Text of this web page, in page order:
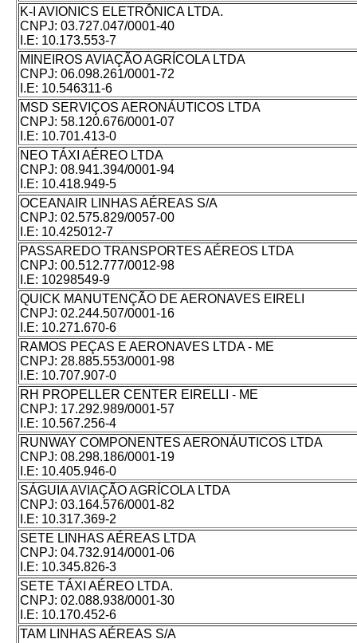
K-I AVIONICS ELETRÔNICA LTDA.
CNPJ: 03.727.047/0001-40
I.E: 10.173.553-7
MINEIROS AVIAÇÃO AGRÍCOLA LTDA
CNPJ: 06.098.261/0001-72
I.E: 10.546311-6
MSD SERVIÇOS AERONÁUTICOS LTDA
CNPJ: 58.120.676/0001-07
I.E: 10.701.413-0
NEO TÁXI AÉREO LTDA
CNPJ: 08.941.394/0001-94
I.E: 10.418.949-5
OCEANAIR LINHAS AÉREAS S/A
CNPJ: 02.575.829/0057-00
I.E: 10.425012-7
PASSAREDO TRANSPORTES AÉREOS LTDA
CNPJ: 00.512.777/0012-98
I.E: 10298549-9
QUICK MANUTENÇÃO DE AERONAVES EIRELI
CNPJ: 02.244.507/0001-16
I.E: 10.271.670-6
RAMOS PEÇAS E AERONAVES LTDA - ME
CNPJ: 28.885.553/0001-98
I.E: 10.707.907-0
RH PROPELLER CENTER EIRELLI - ME
CNPJ: 17.292.989/0001-57
I.E: 10.567.256-4
RUNWAY COMPONENTES AERONÁUTICOS LTDA
CNPJ: 08.298.186/0001-19
I.E: 10.405.946-0
SÁGUIA AVIAÇÃO AGRÍCOLA LTDA
CNPJ: 03.164.576/0001-82
I.E: 10.317.369-2
SETE LINHAS AÉREAS LTDA
CNPJ: 04.732.914/0001-06
I.E: 10.345.826-3
SETE TÁXI AÉREO LTDA.
CNPJ: 02.088.938/0001-30
I.E: 10.170.452-6
TAM LINHAS AÉREAS S/A